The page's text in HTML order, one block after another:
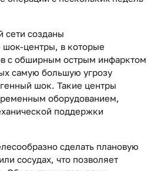
сети созданы
шок-центры, в которые
с обширным острым инфарктом
самую большую угрозу
шок. Такие центры
оборудованием,
поддержки
сделать плановую
сосудах, что позволяет